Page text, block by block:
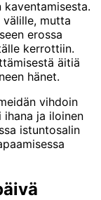
kaventamisesta.
mutta
erossa
kerrottiin.
äitiä
hänet.
vihdoin
ihana ja iloinen
istuntosalin